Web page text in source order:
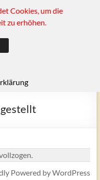
Cookies, um die
zu erhöhen.